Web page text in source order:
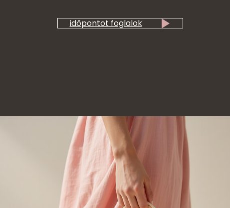
időpontot foglalok